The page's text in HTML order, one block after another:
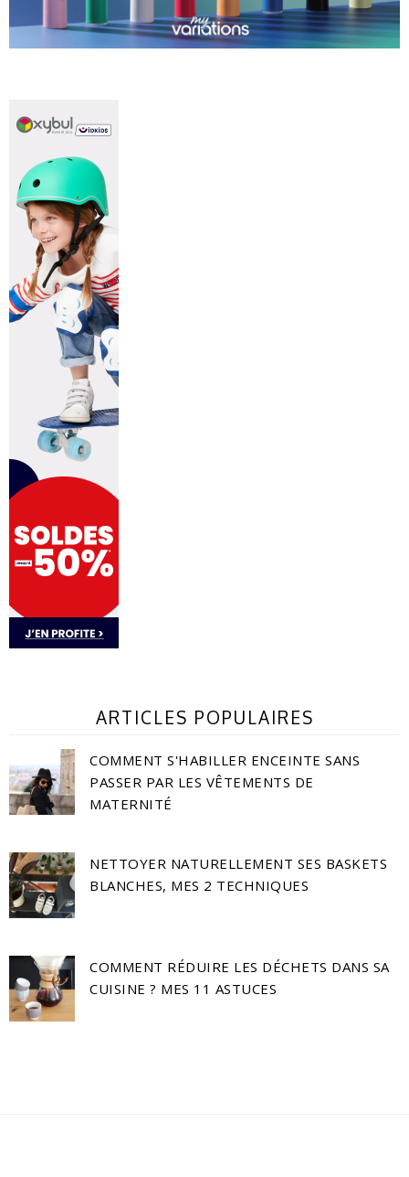
ARTICLES POPULAIRES
COMMENT S'HABILLER ENCEINTE SANS
PASSER PAR LES VÊTEMENTS DE
MATERNITÉ
NETTOYER NATURELLEMENT SES BASKETS
BLANCHES, MES 2 TECHNIQUES
COMMENT RÉDUIRE LES DÉCHETS DANS SA
CUISINE ? MES 11 ASTUCES